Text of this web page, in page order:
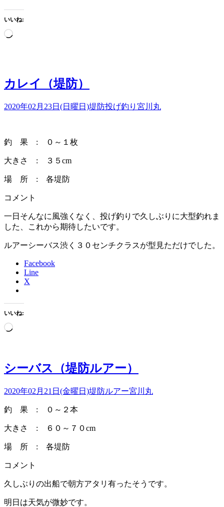
いいね:
読
カレイ（堤防）
2020年02月23日(日曜日)堤防投げ釣り 宮川丸
釣 果 : ０～１枚
大きさ : ３５cm
場 所 : 各堤防
コメント
一日そんなに風強くなく、投げ釣りで久しぶりに大型釣れま
した、これから期待したいです。
ルアーシーバス渋く３０センチクラスが型見ただけでした。
Facebook
Line
X
いいね:
読
中…
シーバス（堤防ルアー）
2020年02月21日(金曜日)堤防ルアー宮川丸
釣 果 : ０～２本
大きさ : ６０～７０cm
場 所 : 各堤防
コメント
久しぶりの出船で朝方アタリ有ったそうです。
明日は天気が微妙です。